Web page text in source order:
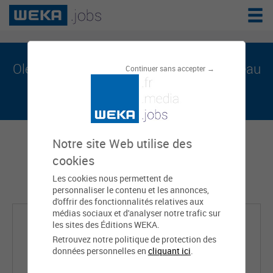
Continuer sans accepter →
Notre site Web utilise des
cookies
Les cookies nous permettent de
personnaliser le contenu et les annonces,
d'offrir des fonctionnalités relatives aux
médias sociaux et d'analyser notre trafic sur
les sites des Éditions WEKA.
Retrouvez notre politique de protection des
données personnelles en cliquant ici.
Olena GOZZER est sur weka.jobs, le réseau
de l'emploi public